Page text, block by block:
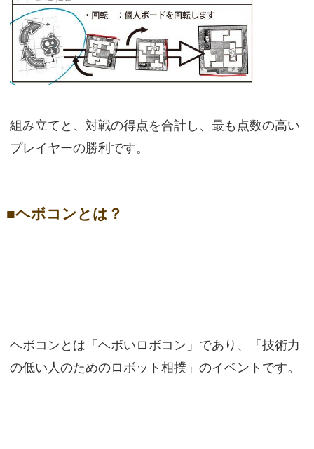
組み立てと、対戦の得点を合計し、最も点数の高い
プレイヤーの勝利です。
■ヘボコンとは？
ヘボコンとは「ヘボいロボコン」であり、「技術力
の低い人のためのロボット相撲」のイベントです。